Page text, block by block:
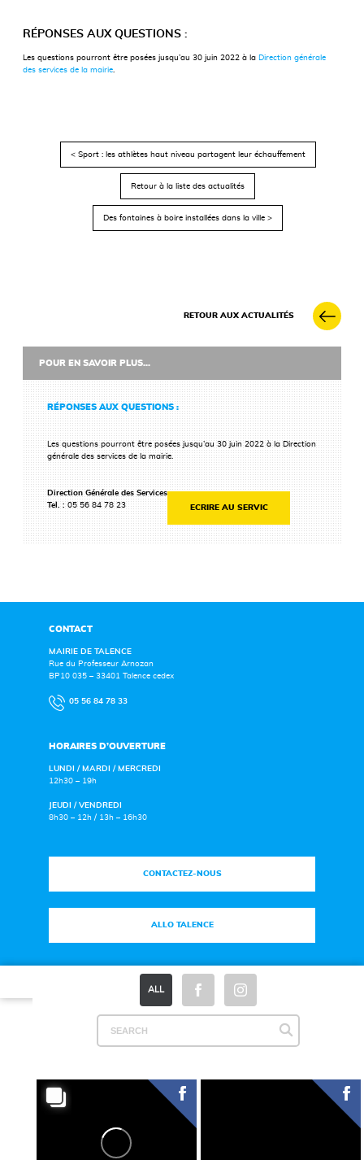
ALL
RÉPONSES AUX QUESTIONS :
Les questions pourront être posées jusqu’au 30 juin 2022 à la Direction générale
des services de la mairie
< Sport : les athlètes haut niveau partagent leur échauffement
Retour à la liste des actualités
Des fontaines à boire installées dans la ville >
RETOUR AUX ACTUALITÉS
POUR EN SAVOIR PLUS...
RÉPONSES AUX QUESTIONS :
Les questions pourront être posées jusqu’au 30 juin 2022 à la Direction
générale des services de la mairie.
Direction Générale des Services
Tel. :05 56 84 78 23 ECRIRE AU SERVIC
CONTACT
MAIRIE DE TALENCE
Rue du Professeur Arnozan
BP10 035 – 33401 Talence cedex
05 56 84 78 33
HORAIRES D’OUVERTURE
LUNDI / MARDI / MERCREDI
12h30 – 19h
JEUDI / VENDREDI
8h30 – 12h / 13h – 16h30
CONTACTEZ-NOUS
ALLO TALENCE
Mentions légales Espace Presse